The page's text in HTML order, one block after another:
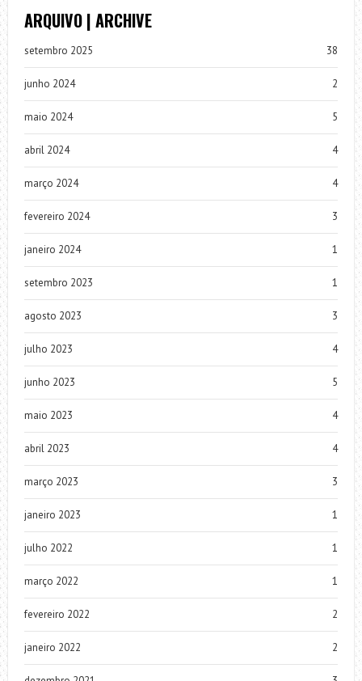
ARQUIVO | ARCHIVE
setembro 2025 38
junho 2024 2
maio 2024 5
abril 2024 4
março 2024 4
fevereiro 2024 3
janeiro 2024 1
setembro 2023 1
agosto 2023 3
julho 2023 4
junho 2023 5
maio 2023 4
abril 2023 4
março 2023 3
janeiro 2023 1
julho 2022 1
março 2022 1
fevereiro 2022 2
janeiro 2022 2